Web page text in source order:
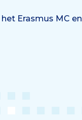
Erasmus MC en